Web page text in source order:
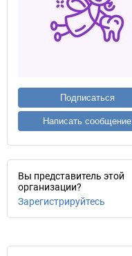
Подписаться
Написать сообщение
Вы представитель этой
организации?
Зарегистрируйтесь